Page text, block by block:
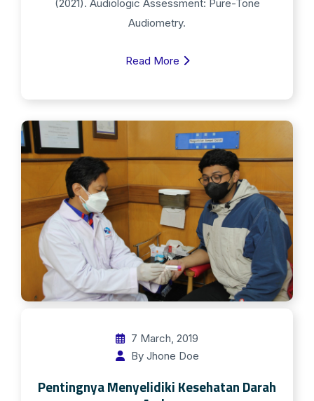
(2021). Audiologic Assessment: Pure-Tone
Audiometry.
Read More
7 March, 2019
By Jhone Doe
Pentingnya Menyelidiki Kesehatan Darah